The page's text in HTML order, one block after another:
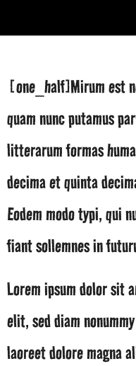
[one_half]Mirum est
quam nunc putamus
litterarum formas
decima et quinta
Eodem modo typi, qui
fiant sollemnes in
Lorem ipsum dolor sit
elit, sed diam
laoreet dolore magna